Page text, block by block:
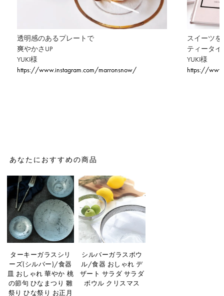
透明感のあるプレートで
爽やかさUP
YUKI様
https://www.instagram.com/marronsnow/
スイーツ
ティータイ
YUKI様
https://
あなたにおすすめの商品
ターキーガラスシリ
ーズ(シルバー)/食器
皿 おしゃれ 華やか 桃
の節句 ひなまつり 雛
祭り ひな祭り お正月
シルバーガラスボウ
ル/食器 おしゃれ デ
ザート サラダ サラダ
ボウル クリスマス